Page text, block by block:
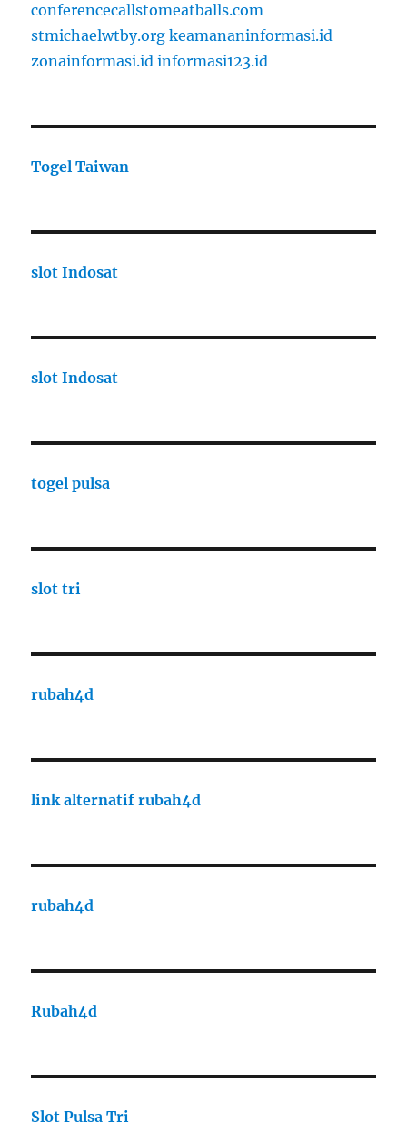
conferencecallstomeatballs.com
stmichaelwtby.org keamananinformasi.id
zonainformasi.id informasi123.id
Togel Taiwan
slot Indosat
slot Indosat
togel pulsa
slot tri
rubah4d
link alternatif rubah4d
rubah4d
Rubah4d
Slot Pulsa Tri